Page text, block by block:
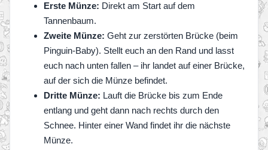
Erste Münze: Direkt am Start auf dem
Tannenbaum.
Zweite Münze: Geht zur zerstörten Brücke (beim
Pinguin-Baby). Stellt euch an den Rand und lasst
euch nach unten fallen – ihr landet auf einer Brücke,
auf der sich die Münze befindet.
Dritte Münze: Lauft die Brücke bis zum Ende
entlang und geht dann nach rechts durch den
Schnee. Hinter einer Wand findet ihr die nächste
Münze.